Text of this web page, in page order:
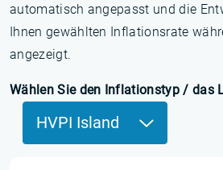
automatisch angepasst und die
Ihnen gewählten Inflationsrate
angezeigt.
Wählen Sie den Inflationstyp / das
HVPI Island